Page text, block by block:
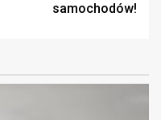
samochodów!